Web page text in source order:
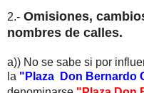
2.- Omisiones,
nombres de calles.
a)) No se sabe si por
la "Plaza Don Bernardo